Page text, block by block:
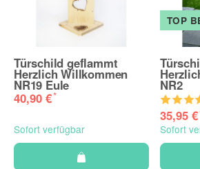
Türschild geflammt
Herzlich Willkommen
NR19 Eule
40,90 €*
Sofort verfügbar
TOP
NR2
35,95
Sofort